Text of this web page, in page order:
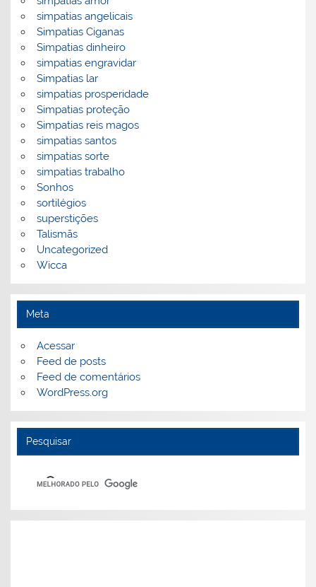
simpatias angelicais
Simpatias Ciganas
Simpatias dinheiro
simpatias engravidar
Simpatias lar
simpatias prosperidade
Simpatias proteção
Simpatias reis magos
simpatias santos
simpatias sorte
simpatias trabalho
Sonhos
sortilégios
superstições
Talismãs
Uncategorized
Wicca
Meta
Acessar
Feed de posts
Feed de comentários
WordPress.org
Pesquisar